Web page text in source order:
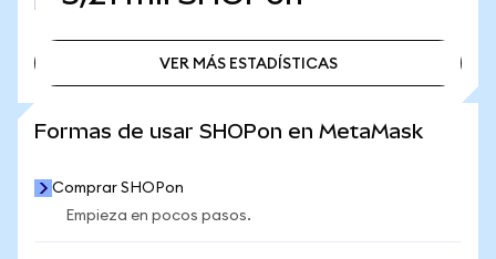
VER MÁS ESTADÍSTICAS
Formas de usar SHOPon en MetaMask
Comprar SHOPon
Empieza en pocos pasos.